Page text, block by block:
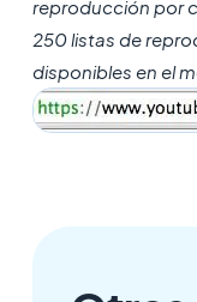
reproducción por
250 listas de
disponibles en el